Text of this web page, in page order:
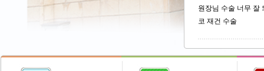
원장님 수술 너무 잘
코 재건 수술